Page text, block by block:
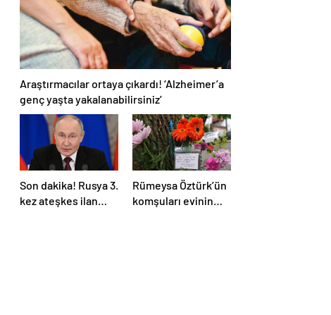
Araştırmacılar ortaya çıkardı! ‘Alzheimer’a
genç yaşta yakalanabilirsiniz’
Son dakika! Rusya 3.
kez ateşkes ilan
Rümeysa Öztürk’ün
komşuları evinin